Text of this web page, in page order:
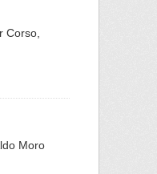
Corso,
Moro